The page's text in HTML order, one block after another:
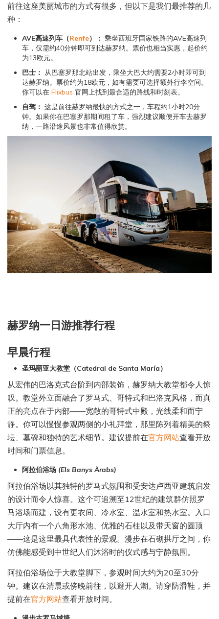
前往这座美丽城市的方式有很多，但以下是我们最推荐的几
种：
AVE高速列车（Renfe）： 乘坐西班牙国家铁路的AVE高速列
车，仅需约40分钟即可到达赫罗纳。票价也相当实惠，起价约
为13欧元。
巴士： 从巴塞罗那北站出发，乘坐大巴大约需要2小时即可到
达赫罗纳。票价约为18欧元，如有需要可选择额外行李空间。
你可以在 Flixbus 官网上找到最合适的路线和时刻表。
自驾： 这是前往赫罗纳最快的方式之一，车程约1小时20分
钟。如果你在巴塞罗那期间租了车，强烈建议顺便开车去赫罗
纳，一路沿途风景也非常值得欣赏。
赫罗纳一日游推荐行程
早晨行程
圣玛丽亚大教堂（Catedral de Santa María）
从宏伟的巴洛克式台阶到内部装饰，赫罗纳大教堂都令人惊
叹。教堂外立面融合了罗马式、哥特式和巴洛克风格，而真
正的亮点在于内部——宽敞的哥特式中殿，光线柔和而宁
静。你可以慢慢参观两侧的小礼拜堂，那里陈列着精美的祭
坛、墓碑和独特的艺术细节。建议提前在官方网站查看开放
时间和门票信息。
阿拉伯浴场 (Els Banys Àrabs)
阿拉伯浴场以其独特的罗马式氛围和受安达卢西亚建筑启发
的设计而令人惊喜。这个可追溯至12世纪的建筑群仿照罗
马浴场而建，设有更衣间、冷水室、温水室和热水室。入口
大厅内有一个八角形水池、优雅的石柱以及带天窗的圆顶
——这是这里最具代表性的景观。漫步在石砌拱厅之间，你
仿佛能感受到中世纪人们沐浴时的仪式感与宁静氛围。
阿拉伯浴场位于大教堂脚下，参观时间大约为20至30分
钟。建议在清晨或傍晚前往，以避开人潮。请穿防滑鞋，并
提前在官方网站查看开放时间。